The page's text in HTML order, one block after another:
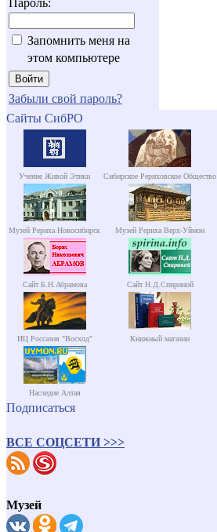
Запомнить меня на
этом компьютере
Забыли свой пароль?
Сайты СибРО
Учение Живой Этики Сибирское Рериховское Общество
Музей Рериха Новосибирск Музей Рериха Верх-Уймон
Сайт Б.Н.Абрамова Сайт Н.Д.Спириной
ИЦ Россазия "Восход" Книжный магазин
Наследие Алтая
Подписаться
ВСЕ СОЦСЕТИ >>>
Музей